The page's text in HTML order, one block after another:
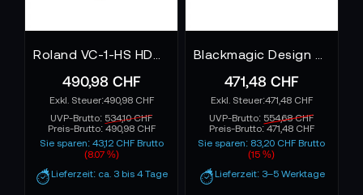
490,98 CHF
490,98 CHF
UVP-Brutto: 534,10 CHF
Preis-Brutto: 490,98 CHF
Sie sparen: 43,12 CHF Brutto
(8.07 %)
Lieferzeit: ca. 3 bis 4 Tage
471,48 CHF
471,48 CHF
UVP-Brutto: 554,68 CHF
Preis-Brutto: 471,48 CHF
Sie sparen: 83,20 CHF Brutto
(15 %)
Lieferzeit: 3–5 Werktage